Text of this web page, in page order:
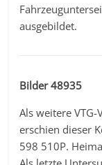
ausgebildet.
Bilder 48935
Als weitere
erschien dieser
598 510P.